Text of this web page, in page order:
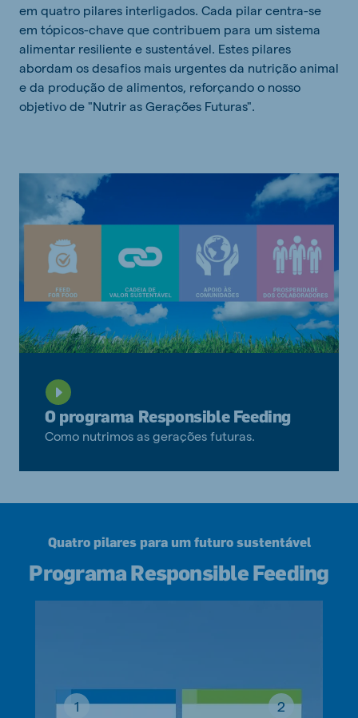
em quatro pilares interligados. Cada pilar centra-se
em tópicos-chave que contribuem para um sistema
alimentar resiliente e sustentável. Estes pilares
abordam os desafios mais urgentes da nutrição animal
e da produção de alimentos, reforçando o nosso
objetivo de "Nutrir as Gerações Futuras".
O programa Responsible Feeding
Como nutrimos as gerações futuras.
Quatro pilares para um futuro sustentável
Programa Responsible Feeding
1 2